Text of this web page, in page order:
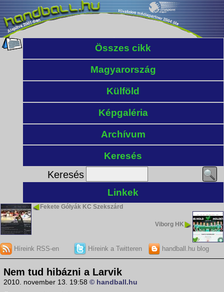
Összes cikk
Magyarország
Külföld
Képgaléria
Archívum
Keresés
Keresés
Linkek
Fekete Gólyák KC Szekszárd
Viborg HK
Híreink RSS-en Híreink a Twitteren handball.hu blog
Nem tud hibázni a Larvik
2010. november 13. 19:58 © handball.hu